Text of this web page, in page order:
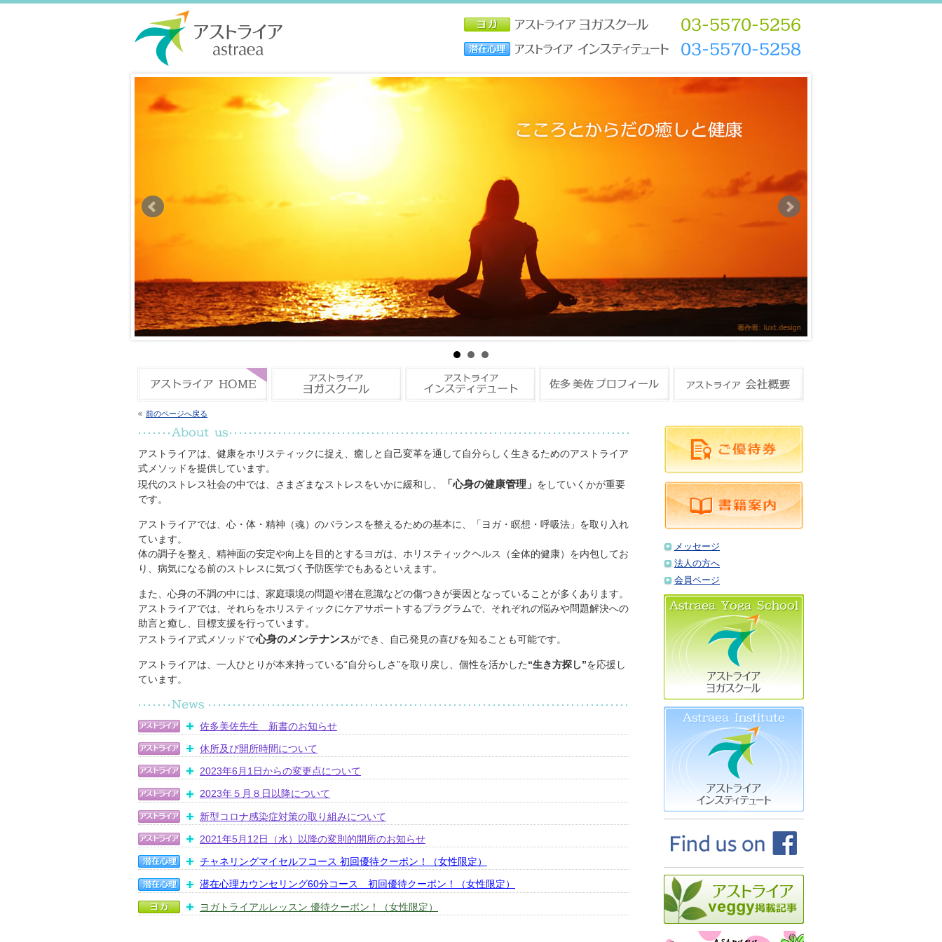
前のページへ戻る
アストライアは、健康をホリスティックに捉え、癒しと自己変革を通して自分らしく生きるためのアストライア
式メソッドを提供しています。
現代のストレス社会の中では、さまざまなストレスをいかに緩和し、
「心身の健康管理」 をしていくかが重要
です。
アストライアでは、心・体・精神（魂）のバランスを整えるための基本に、「ヨガ・瞑想・呼吸法」を取り入れ
ています。
体の調子を整え、精神面の安定や向上を目的とするヨガは、ホリスティックヘルス（全体的健康）を内包してお
り、病気になる前のストレスに気づく予防医学でもあるといえます。
また、心身の不調の中には、家庭環境の問題や潜在意識などの傷つきが要因となっていることが多くあります。
アストライアでは、それらをホリスティックにケアサポートするプラグラムで、それぞれの悩みや問題解決への
助言と癒し、目標支援を行っています。
アストライア式メソッドで心身のメンテナンスができ、自己発見の喜びを知ることも可能です。
アストライアは、一人ひとりが本来持っている“自分らしさ”を取り戻し、個性を活かした“生き方探し”を応援し
ています。
佐多美佐先生 新書のお知らせ
休所及び開所時間について
2023年6月1日からの変更点について
2023年５月８日以降について
新型コロナ感染症対策の取り組みについて
2021年5月12日（水）以降の変則的開所のお知らせ
チャネリングマイセルフコース 初回優待クーポン！（女性限定）
潜在心理カウンセリング60分コース 初回優待クーポン！（女性限定）
ヨガトライアルレッスン 優待クーポン！（女性限定）
メッセージ
法人の方へ
会員ページ